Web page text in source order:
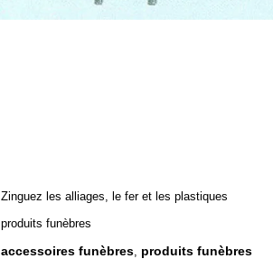
Zinguez les alliages, le fer et les plastiques
produits funèbres
accessoires funèbres, produits funèbres